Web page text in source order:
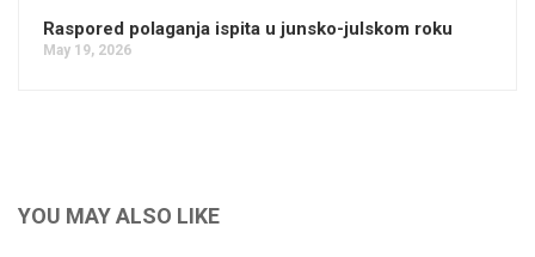
Raspored polaganja ispita u junsko-julskom roku
May 19, 2026
YOU MAY ALSO LIKE